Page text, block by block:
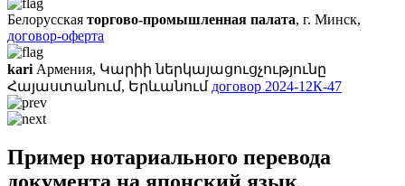
Белорусская торгово-промышленная палата, г. Минск,
договор-оферта
kari Армения, Կարիի ներկայացուցչությունը
Հայաստանում, Երևանում договор 2024-12К-47
Пример нотариального перевода